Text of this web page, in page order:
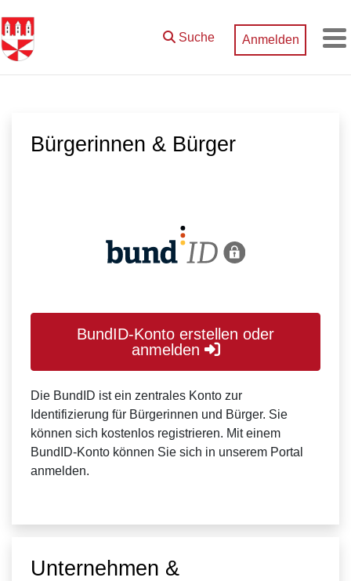
Zum Hauptinhalt springen
Suche
Anmelden
Bürgerinnen & Bürger
BundID-Konto erstellen oder
anmelden
Die BundID ist ein zentrales Konto zur
Identifizierung für Bürgerinnen und Bürger. Sie
können sich kostenlos registrieren. Mit einem
BundID-Konto können Sie sich in unserem Portal
anmelden.
Unternehmen &